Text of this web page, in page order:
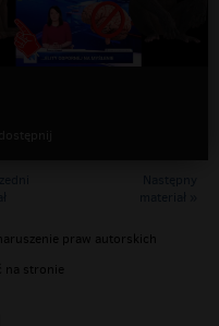
praw autorskich
na stronie